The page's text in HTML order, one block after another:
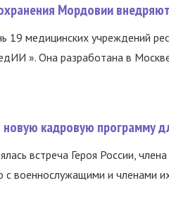
Мордовии
19 медицинских учреждений
». Она разработана в
новую кадровую программу
встреча Героя России,
с военнослужащими и членами